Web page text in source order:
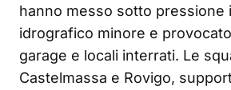
hanno messo sotto pressione
idrografico minore e
garage e locali interrati. Le
Castelmassa e Rovigo,